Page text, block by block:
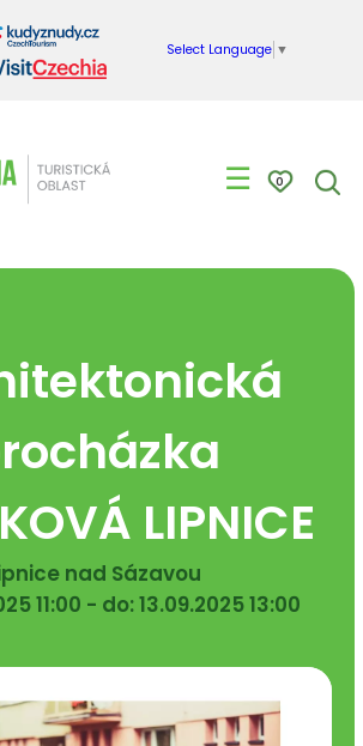
Select Language ▼
☰ 0
LIPNICE
nad Sázavou
11:00 - do: 13.09.2025 13:00